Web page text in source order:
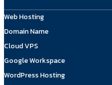
Web Hosting
Domain Name
Cloud VPS
Google Workspace
WordPress Hosting